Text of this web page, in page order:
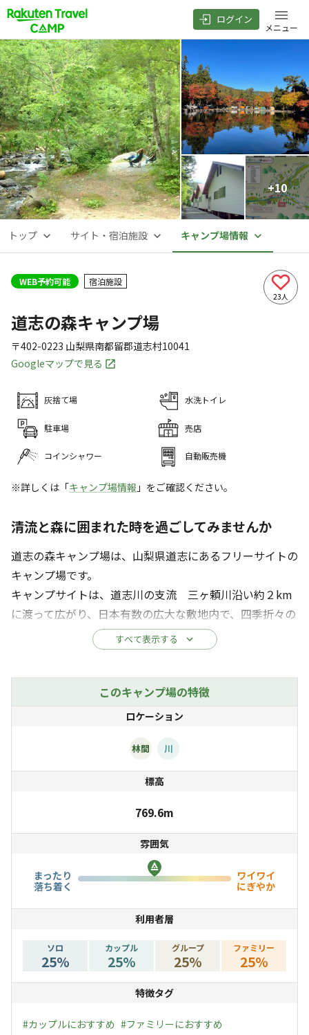
ログイン
メニュー
+10
トップ サイト・宿泊施設 キャンプ場情報
WEB予約可能 宿泊施設
23人
道志の森キャンプ場
〒402-0223 山梨県南都留郡道志村10041
Googleマップで見る
灰捨て場 水洗トイレ
駐車場 売店
コインシャワー 自動販売機
※詳しくは「キャンプ場情報 」をご確認ください。
清流と森に囲まれた時を過ごしてみませんか
道志の森キャンプ場は、山梨県道志にあるフリーサイトの
キャンプ場です。
キャンプサイトは、道志川の支流 三ヶ頼川沿い約２km
に渡って広がり、日本有数の広大な敷地内で、四季折々の
自然を満喫し、訪れるたびに違う自然に出会えます。親し
い友人たちや一人など、皆様のお好みにあったアウトドア
すべて表示する
このキャンプ場の特徴
ロケーション
林間 川
標高
769.6m
雰囲気
まったり
落ち着く
ワイワイ
にぎやか
利用者層
ソロ
25%
カップル
25%
グループ
25%
ファミリー
25%
特徴タグ
#カップルにおすすめ #ファミリーにおすすめ